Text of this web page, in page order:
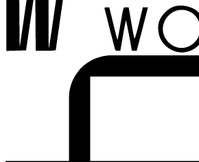
treści
menu
wyszukiwarki
koszyka